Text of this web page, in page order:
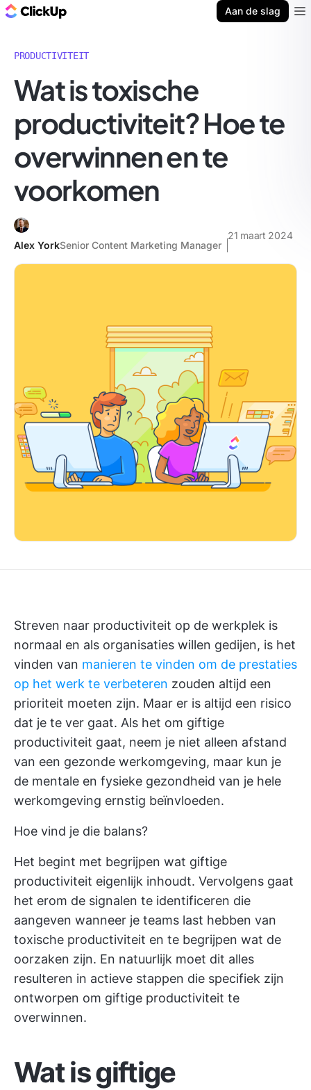
Aan de slag
PRODUCTIVITEIT
Wat is toxische
productiviteit? Hoe te
overwinnen en te
voorkomen
Alex YorkSenior Content Marketing Manager
21 maart 2024
Streven naar productiviteit op de werkplek is
normaal en als organisaties willen gedijen, is het
vinden van manieren te vinden om de prestaties
op het werk te verbeteren zouden altijd een
prioriteit moeten zijn. Maar er is altijd een risico
dat je te ver gaat. Als het om giftige
productiviteit gaat, neem je niet alleen afstand
van een gezonde werkomgeving, maar kun je
de mentale en fysieke gezondheid van je hele
werkomgeving ernstig beïnvloeden.
Hoe vind je die balans?
Het begint met begrijpen wat giftige
productiviteit eigenlijk inhoudt. Vervolgens gaat
het erom de signalen te identificeren die
aangeven wanneer je teams last hebben van
toxische productiviteit en te begrijpen wat de
oorzaken zijn. En natuurlijk moet dit alles
resulteren in actieve stappen die specifiek zijn
ontworpen om giftige productiviteit te
overwinnen.
Wat is giftige